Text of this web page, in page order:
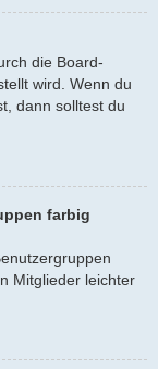
die Board-
wird. Wenn du
dann solltest du
farbig
Mitglieder leichter